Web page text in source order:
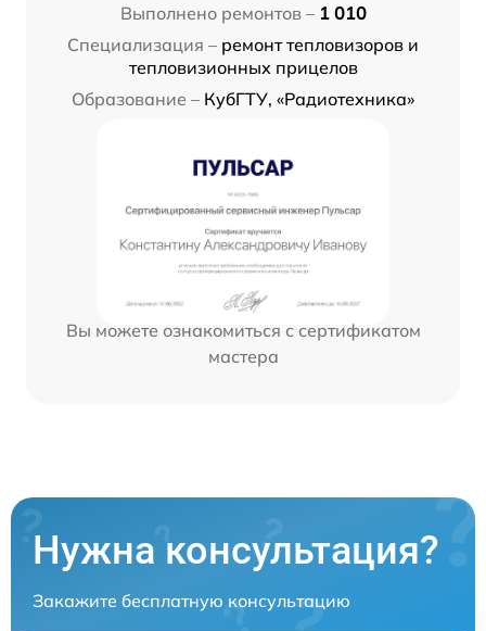
Выполнено ремонтов – 1 010
Специализация – ремонт тепловизоров и
тепловизионных прицелов
Образование – КубГТУ, «Радиотехника»
Вы можете ознакомиться с сертификатом
мастера
Нужна консультация?
Закажите бесплатную консультацию